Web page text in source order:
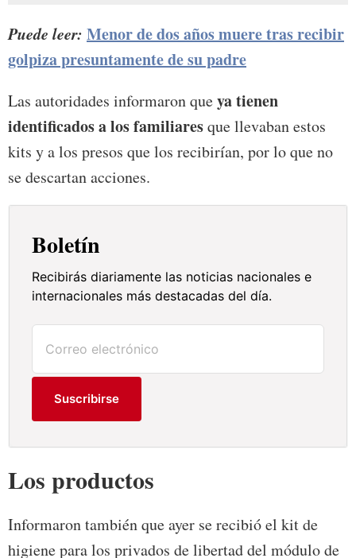
Puede leer: Menor de dos años muere tras recibir
golpiza presuntamente de su padre
Las autoridades informaron queya tienen
identificados a los familiaresque llevaban estos
kits y a los presos que los recibirían, por lo que no
se descartan acciones.
Boletín
Recibirás diariamente las noticias nacionales e
internacionales más destacadas del día.
Suscribirse
Los productos
Informaron también que ayer se recibió el kit de
higiene para los privados de libertad del módulo de